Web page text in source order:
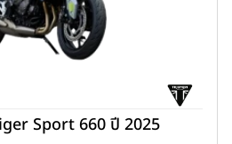
Sport 660 ปี 2025